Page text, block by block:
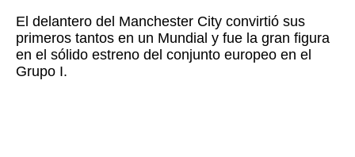
El delantero del Manchester City convirtió sus
primeros tantos en un Mundial y fue la gran figura
en el sólido estreno del conjunto europeo en el
Grupo I.